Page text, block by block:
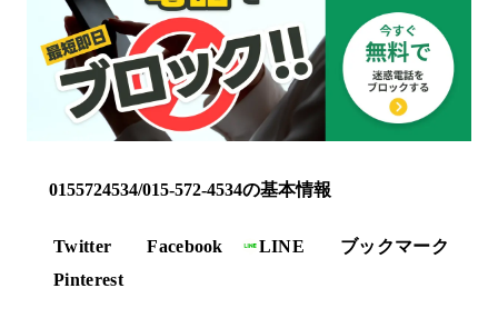
0155724534/015-572-4534の基本情報
Twitter Facebook LINE
ブックマーク
Pinterest